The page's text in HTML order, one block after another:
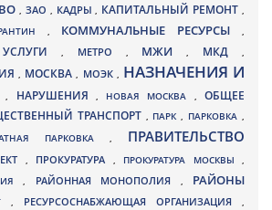
, ЗАО , КАДРЫ, КАПИТАЛЬНЫЙ РЕМОНТ ,
, КОММУНАЛЬНЫЕ РЕСУРСЫ,
, МЕТРО , МЖИ, МКД ,
, МОСКВА , МОЭК , НАЗНАЧЕНИЯ И
, НАРУШЕНИЯ , НОВАЯ МОСКВА ,ОБЩЕЕ
ТРАНСПОРТ , ПАРК, ПАРКОВКА ,
ПАРКОВКА , ПРАВИТЕЛЬСТВО
, ПРОКУРАТУРА , ПРОКУРАТУРА МОСКВЫ ,
, РАЙОННАЯ МОНОПОЛИЯ , РАЙОНЫ
, РЕСУРСОСНАБЖАЮЩАЯ ОРГАНИЗАЦИЯ ,